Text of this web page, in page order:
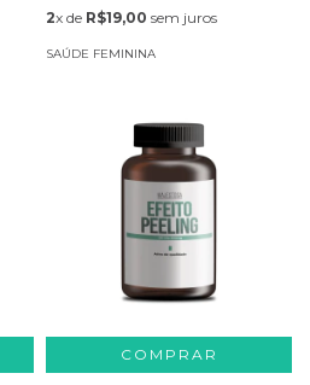
2x de R$19,00 sem juros
SAÚDE FEMININA
COMPRAR